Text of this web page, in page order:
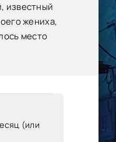
известный
жениха,
место
(или